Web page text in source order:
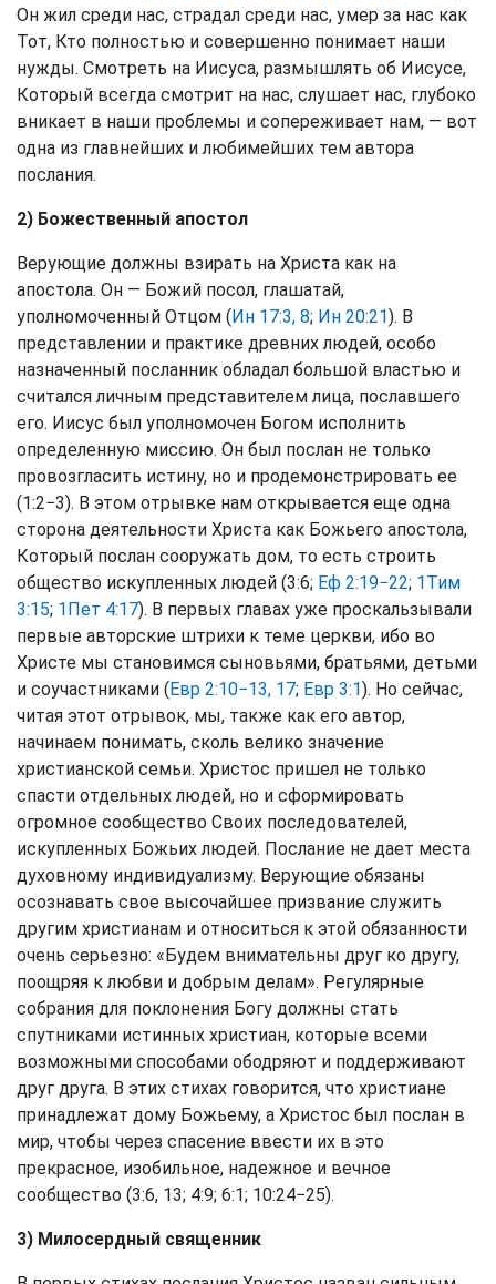
Он жил среди нас, страдал среди нас, умер за нас как
Тот, Кто полностью и совершенно понимает наши
нужды. Смотреть на Иисуса, размышлять об Иисусе,
Который всегда смотрит на нас, слушает нас, глубоко
вникает в наши проблемы и сопереживает нам, — вот
одна из главнейших и любимейших тем автора
послания.
2) Божественный апостол
Верующие должны взирать на Христа как на
апостола. Он — Божий посол, глашатай,
уполномоченный Отцом (Ин 17:3, 8; Ин 20:21). В
представлении и практике древних людей, особо
назначенный посланник обладал большой властью и
считался личным представителем лица, пославшего
его. Иисус был уполномочен Богом исполнить
определенную миссию. Он был послан не только
провозгласить истину, но и продемонстрировать ее
(1:2−3). В этом отрывке нам открывается еще одна
сторона деятельности Христа как Божьего апостола,
Который послан сооружать дом, то есть строить
общество искупленных людей (3:6; Еф 2:19−22; 1Тим
3:15; 1Пет 4:17). В первых главах уже проскальзывали
первые авторские штрихи к теме церкви, ибо во
Христе мы становимся сыновьями, братьями, детьми
и соучастниками (Евр 2:10−13, 17; Евр 3:1). Но сейчас,
читая этот отрывок, мы, также как его автор,
начинаем понимать, сколь велико значение
христианской семьи. Христос пришел не только
спасти отдельных людей, но и сформировать
огромное сообщество Своих последователей,
искупленных Божьих людей. Послание не дает места
духовному индивидуализму. Верующие обязаны
осознавать свое высочайшее призвание служить
другим христианам и относиться к этой обязанности
очень серьезно: «Будем внимательны друг ко другу,
поощряя к любви и добрым делам». Регулярные
собрания для поклонения Богу должны стать
спутниками истинных христиан, которые всеми
возможными способами ободряют и поддерживают
друг друга. В этих стихах говорится, что христиане
принадлежат дому Божьему, а Христос был послан в
мир, чтобы через спасение ввести их в это
прекрасное, изобильное, надежное и вечное
сообщество (3:6, 13; 4:9; 6:1; 10:24−25).
3) Милосердный священник